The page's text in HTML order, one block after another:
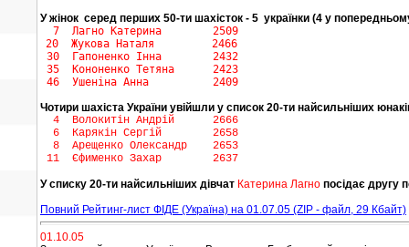
У жінок серед перших 50-ти шахісток - 5 українки (4 у
7 Лагно Катерина 2509
20 Жукова Наталя 2466
30 Гапоненко Інна 2432
35 Кононенко Тетяна 2423
46 Ушеніна Анна 2409
Чотири шахіста України увійшли у список 20-ти найсильніших
4 Волокитін Андрій 2666
6 Карякін Сергій 2658
8 Арещенко Олександр 2653
11 Єфименко Захар 2637
У списку 20-ти найсильніших дівчат Катерина Лагно посідає другу
Повний Рейтинг-лист ФІДЕ (Україна) на 01.07.05 (ZIP - файл, 29 Кбайт)
01.10.05